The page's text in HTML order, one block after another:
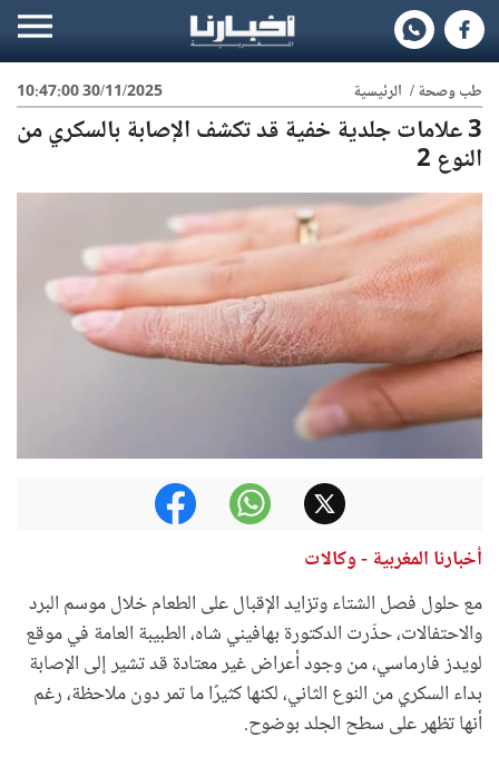
30/11/2025 10:47:00 طب وصحة/ الرئيسية
3 علامات جلدية خفية قد تكشف الإصابة بالسكري من
النوع 2
أخبارنا المغربية - وكالات
مع حلول فصل الشتاء وتزايد الإقبال على الطعام خلال موسم البرد
والاحتفالات، حذّرت الدكتورة بهافيني شاه، الطبيبة العامة في موقع
لويدز فارماسي، من وجود أعراض غير معتادة قد تشير إلى الإصابة
بداء السكري من النوع الثاني، لكنها كثيرًا ما تمر دون ملاحظة، رغم
أنها تظهر على سطح الجلد بوضوح.